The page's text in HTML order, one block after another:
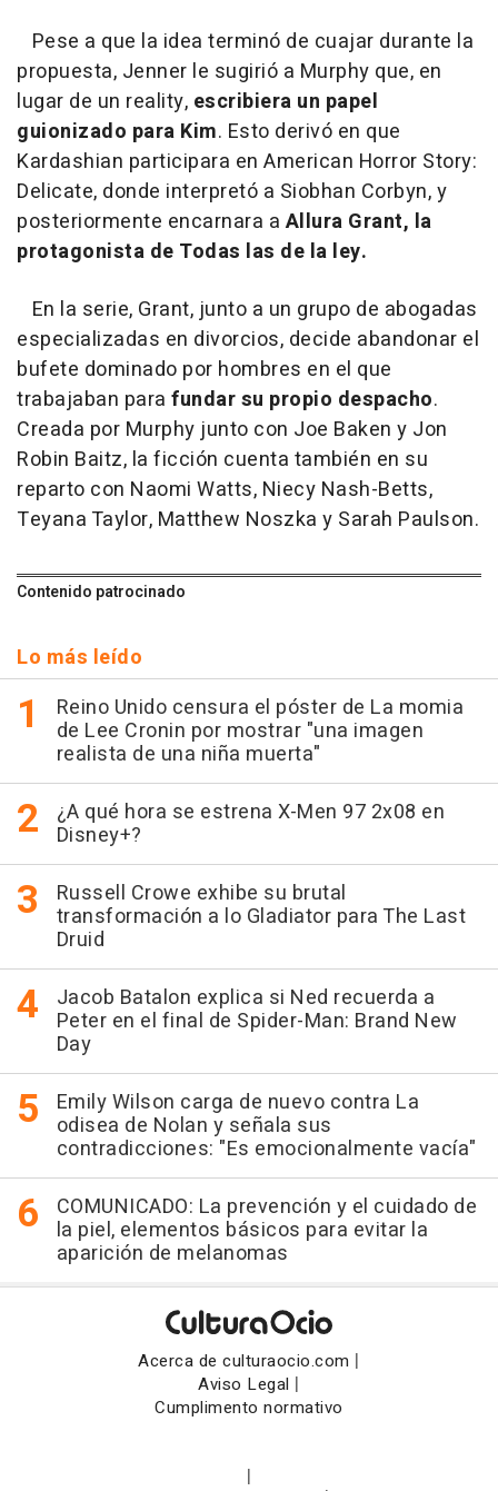
Pese a que la idea terminó de cuajar durante la
propuesta, Jenner le sugirió a Murphy que, en
lugar de un reality, escribiera un papel
guionizado para Kim. Esto derivó en que
Kardashian participara en American Horror Story:
Delicate, donde interpretó a Siobhan Corbyn, y
posteriormente encarnara a Allura Grant, la
protagonista de Todas las de la ley.
En la serie, Grant, junto a un grupo de abogadas
especializadas en divorcios, decide abandonar el
bufete dominado por hombres en el que
trabajaban para fundar su propio despacho.
Creada por Murphy junto con Joe Baken y Jon
Robin Baitz, la ficción cuenta también en su
reparto con Naomi Watts, Niecy Nash-Betts,
Teyana Taylor, Matthew Noszka y Sarah Paulson.
Contenido patrocinado
Lo más leído
Reino Unido censura el póster de La momia
de Lee Cronin por mostrar "una imagen
realista de una niña muerta"
¿A qué hora se estrena X-Men 97 2x08 en
Disney+?
Russell Crowe exhibe su brutal
transformación a lo Gladiator para The Last
Druid
Jacob Batalon explica si Ned recuerda a
Peter en el final de Spider-Man: Brand New
Day
Emily Wilson carga de nuevo contra La
odisea de Nolan y señala sus
contradicciones: "Es emocionalmente vacía"
COMUNICADO: La prevención y el cuidado de
la piel, elementos básicos para evitar la
aparición de melanomas
Acerca de culturaocio.com |
Aviso Legal |
Cumplimento normativo
|